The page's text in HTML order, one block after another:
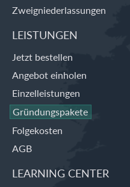
Zweigniederlassungen
LEISTUNGEN
Jetzt bestellen
Angebot einholen
Einzelleistungen
Gründungspakete
Folgekosten
AGB
LEARNING CENTER